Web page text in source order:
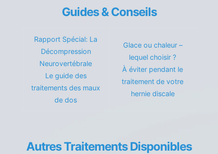
Guides & Conseils
Rapport Spécial: La
Décompression
Neurovertébrale
Le guide des
traitements des maux
de dos
Glace ou chaleur –
lequel choisir ?
À éviter pendant le
traitement de votre
hernie discale
Autres Traitements Disponibles